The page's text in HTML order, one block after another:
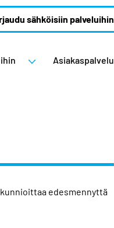
sähköisiin palveluihin
Asiakaspalvelu
edesmennyttä